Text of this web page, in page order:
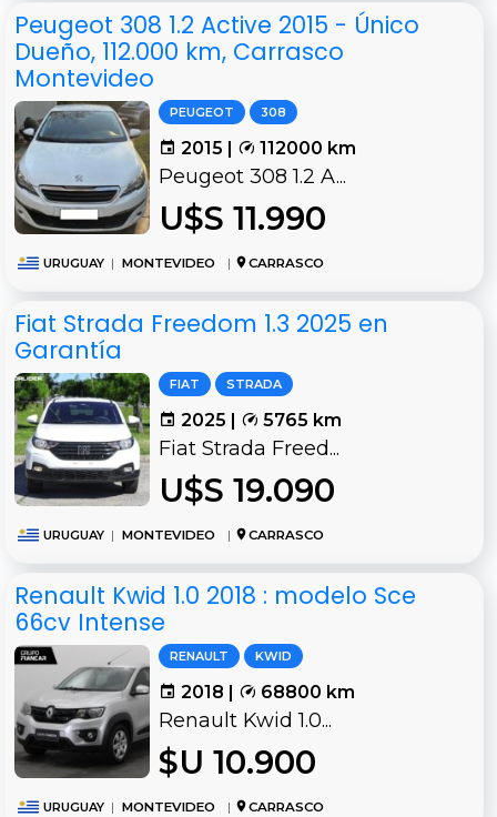
Peugeot 308 1.2 Active 2015 - Único
Dueño, 112.000 km, Carrasco
Montevideo
PEUGEOT 308
2015 | 112000 km
Peugeot 308 1.2 A...
U$S 11.990
URUGUAY | MONTEVIDEO | CARRASCO
Fiat Strada Freedom 1.3 2025 en
Garantía
FIAT STRADA
2025 | 5765 km
Fiat Strada Freed...
U$S 19.090
URUGUAY | MONTEVIDEO | CARRASCO
Renault Kwid 1.0 2018 : modelo Sce
66cv Intense
RENAULT KWID
2018 | 68800 km
Renault Kwid 1.0...
$U 10.900
URUGUAY | MONTEVIDEO | CARRASCO